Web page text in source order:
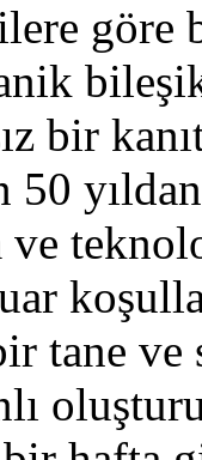
göre
bir
50
ve
tane